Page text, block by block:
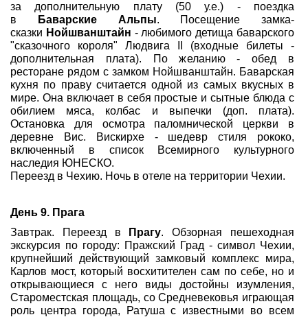
за дополнительную плату (50 у.е.) - поездка
в
Баварские Альпы. Посещение замка-
сказки Нойшванштайн - любимого детища баварского
"сказочного короля" Людвига II (входные билеты -
дополнительная плата). По желанию - обед в
ресторане рядом с замком Нойшванштайн. Баварская
кухня по праву считается одной из самых вкусных в
мире. Она включает в себя простые и сытные блюда с
обилием мяса, колбас и выпечки (доп. плата).
Остановка для осмотра паломнической церкви в
деревне Вис. Вискирхе - шедевр стиля рококо,
включенный в список Всемирного культурного
наследия ЮНЕСКО.
Переезд в Чехию. Ночь в отеле на территории Чехии.
День 9. Прага
Завтрак. Переезд в
Прагу. Обзорная пешеходная
экскурсия по городу: Пражский Град - символ Чехии,
крупнейший действующий замковый комплекс мира,
Карлов мост, который восхитителен сам по себе, но и
открывающиеся с него виды достойны изумления,
Староместская площадь, со Средневековья играющая
роль центра города, Ратуша с известными во всем